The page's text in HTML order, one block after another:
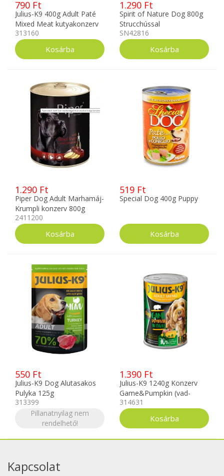
790 Ft
Julius-K9 400g Adult Paté
Mixed Meat kutyakonzerv
313160
1.290 Ft
Spirit of Nature Dog 800g
Strucchússal
SN42816
1.290 Ft
Piper Dog Adult Marhamáj-
Krumpli konzerv 800g
2411200
519 Ft
Special Dog 400g Puppy
550 Ft
Julius-K9 Dog Alutasakos
Pulyka 125g
313399
Pillanatnyilag nem
rendelhető!
1.390 Ft
Julius-K9 1240g Konzerv
Game&Pumpkin (vad-
sütőtökkel)
314631
Kapcsolat